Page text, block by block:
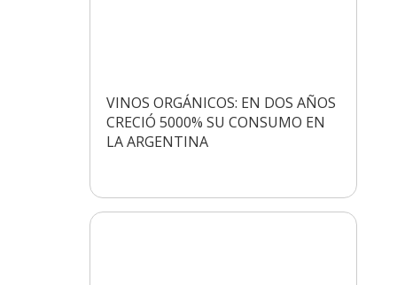
VINOS ORGÁNICOS: EN DOS AÑOS
CRECIÓ 5000% SU CONSUMO EN
LA ARGENTINA